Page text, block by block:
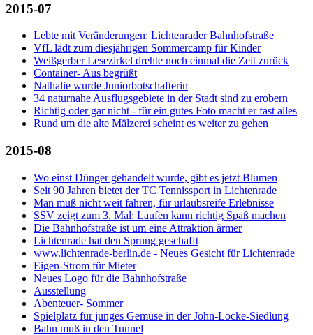
2015-07
Lebte mit Veränderungen: Lichtenrader Bahnhofstraße
VfL lädt zum diesjährigen Sommercamp für Kinder
Weißgerber Lesezirkel drehte noch einmal die Zeit zurück
Container- Aus begrüßt
Nathalie wurde Juniorbotschafterin
34 naturnahe Ausflugsgebiete in der Stadt sind zu erobern
Richtig oder gar nicht - für ein gutes Foto macht er fast alles
Rund um die alte Mälzerei scheint es weiter zu gehen
2015-08
Wo einst Dünger gehandelt wurde, gibt es jetzt Blumen
Seit 90 Jahren bietet der TC Tennissport in Lichtenrade
Man muß nicht weit fahren, für urlaubsreife Erlebnisse
SSV zeigt zum 3. Mal: Laufen kann richtig Spaß machen
Die Bahnhofstraße ist um eine Attraktion ärmer
Lichtenrade hat den Sprung geschafft
www.lichtenrade-berlin.de - Neues Gesicht für Lichtenrade
Eigen-Strom für Mieter
Neues Logo für die Bahnhofstraße
Ausstellung
Abenteuer- Sommer
Spielplatz für junges Gemüse in der John-Locke-Siedlung
Bahn muß in den Tunnel